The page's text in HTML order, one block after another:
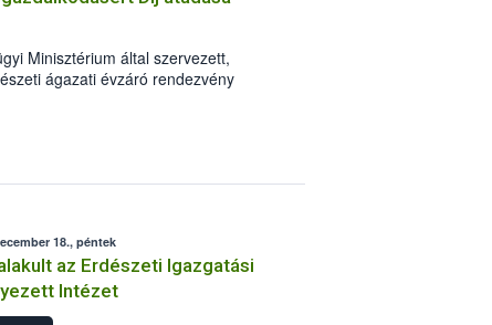
Minisztérium által szervezett,
ágazati évzáró rendezvény
Díj” átadására.
18., péntek
az Erdészeti Igazgatási
Intézet